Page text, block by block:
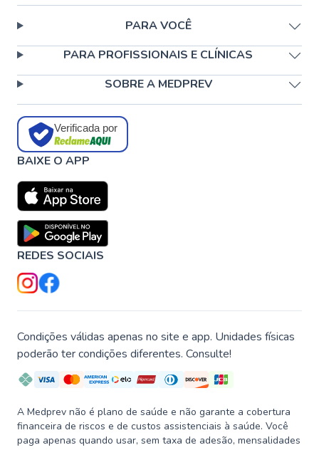
PARA VOCÊ
PARA PROFISSIONAIS E CLÍNICAS
SOBRE A MEDPREV
Verificada por
BAIXE O APP
REDES SOCIAIS
Condições válidas apenas no site e app. Unidades físicas
poderão ter condições diferentes. Consulte!
A Medprev não é plano de saúde e não garante a cobertura
financeira de riscos e de custos assistenciais à saúde. Você
paga apenas quando usar, sem taxa de adesão, mensalidades